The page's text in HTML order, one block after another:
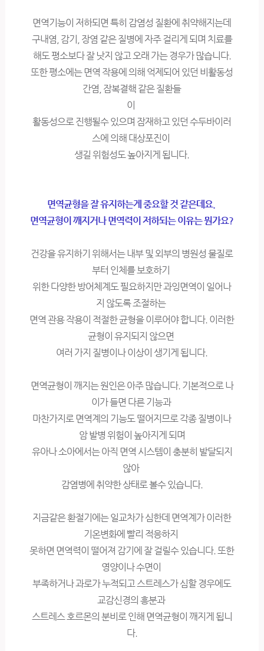
면역기능이 저하되면 특히 감염성 질환에 취약해지는데
구내염, 감기, 장염 같은 질병에 자주 걸리게 되며 치료를
해도 평소보다 잘 낫지 않고 오래 가는 경우가 많습니다.
또한 평소에는 면역 작용에 의해 억제되어 있던 비활동성
간염, 잠복결핵 같은 질환들
이
활동성으로 진행될수 있으며 잠재하고 있던 수두바이러
스에 의해 대상포진이
생길 위험성도 높아지게 됩니다.
면역균형을 잘 유지하는게 중요할 것 같은데요.
면역균형이 깨지거나 면역력이 저하되는 이유는 뭔가요?
건강을 유지하기 위해서는 내부 및 외부의 병원성 물질로
부터 인체를 보호하기
위한 다양한 방어체계도 필요하지만 과잉면역이 일어나
지 않도록 조절하는
면역 관용 작용이 적절한 균형을 이루어야 합니다. 이러한
균형이 유지되지 않으면
여러 가지 질병이나 이상이 생기게 됩니다.
면역균형이 깨지는 원인은 아주 많습니다. 기본적으로 나
이가 들면 다른 기능과
마찬가지로 면역계의 기능도 떨어지므로 각종 질병이나
암 발병 위험이 높아지게 되며
유아나 소아에서는 아직 면역 시스템이 충분히 발달되지
않아
감염병에 취약한 상태로 볼수 있습니다.
지금같은 환절기에는 일교차가 심한데 면역계가 이러한
기온변화에 빨리 적응하지
못하면 면역력이 떨어져 감기에 잘 걸릴수 있습니다. 또한
영양이나 수면이
부족하거나 과로가 누적되고 스트레스가 심할 경우에도
교감신경의 흥분과
스트레스 호르몬의 분비로 인해 면역균형이 깨지게 됩니
다.